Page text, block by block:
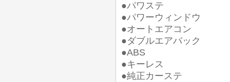
●パワステ
●パワーウィンドウ
●オートエアコン
●ダブルエアバック
●ABS
●キーレス
●純正カーステ